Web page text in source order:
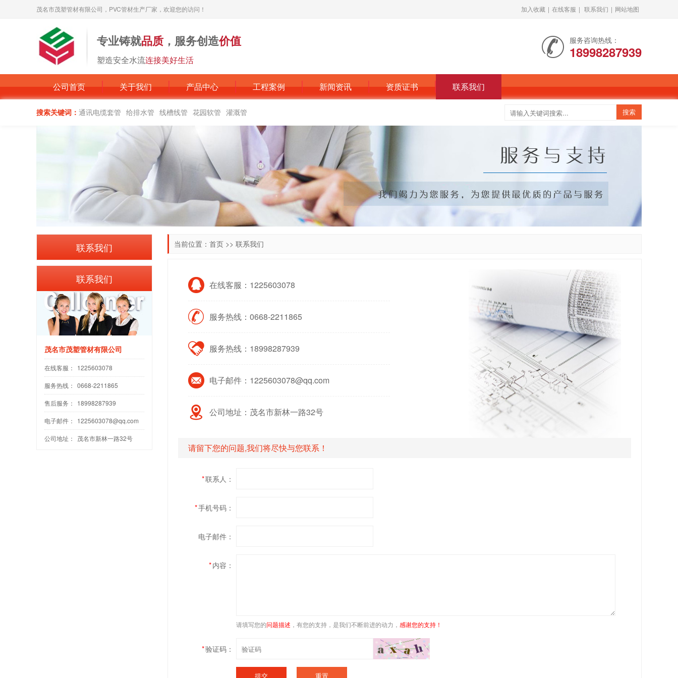
茂名市茂塑管材有限公司，PVC管材生产厂家，欢迎您的访问！ 加入收藏 | 在线客服 | 联系我们 | 网站地图
专业铸就品质 ，服务创造价值
塑造安全水流连接美好生活
服务咨询热线：
18998287939
公司首页 关于我们 产品中心 工程案例 新闻资讯 资质证书 联系我们
搜索关键词： 通讯电缆套管 给排水管 线槽线管 花园软管 灌溉管
当前位置： 首页 >> 联系我们
在线客服： 1225603078
服务热线：0668-2211865
服务热线：18998287939
电子邮件：1225603078@qq.com
公司地址：茂名市新林一路32号
请留下您的问题,我们将尽快与您联系！
*联系人：
*手机号码：
电子邮件：
*内容：
请填写您的问题描述 ，有您的支持，是我们不断前进的动力， 感谢您的支持！
*验证码：
联系我们
联系我们
茂名市茂塑管材有限公司
在线客服： 1225603078
服务热线： 0668-2211865
售后服务： 18998287939
电子邮件： 1225603078@qq.com
公司地址： 茂名市新林一路32号